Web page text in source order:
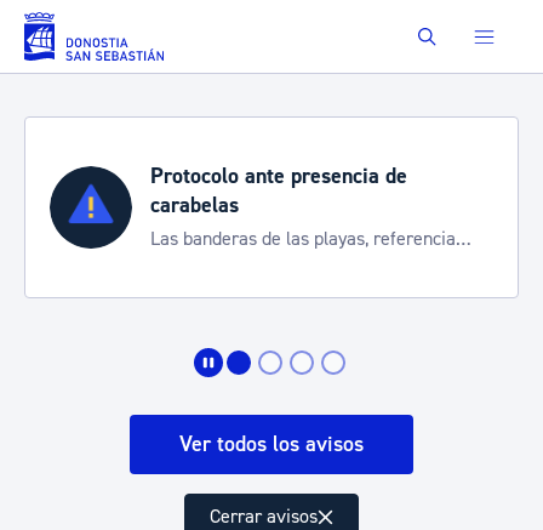
Saltar al contenido principal Buscar
Protocolo ante presencia de
carabelas
Las banderas de las playas, referencia
Ver todos los avisos
Cerrar avisos